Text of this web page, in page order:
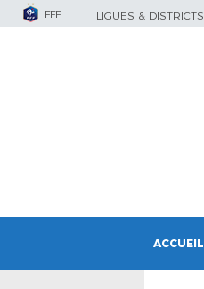
FFF LIGUES & DISTRICTS
ACCUEIL